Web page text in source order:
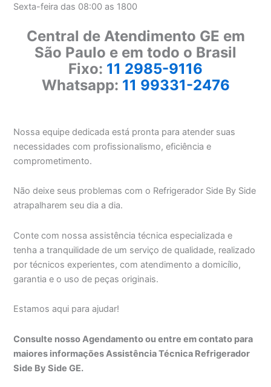
Sexta-feira das 08:00 as 1800
Central de Atendimento GE em
São Paulo e em todo o Brasil
Fixo: 11 2985-9116
Whatsapp: 11 99331-2476
Nossa equipe dedicada está pronta para atender suas
necessidades com profissionalismo, eficiência e
comprometimento.
Não deixe seus problemas com o Refrigerador Side By Side
atrapalharem seu dia a dia.
Conte com nossa assistência técnica especializada e
tenha a tranquilidade de um serviço de qualidade, realizado
por técnicos experientes, com atendimento a domicílio,
garantia e o uso de peças originais.
Estamos aqui para ajudar!
Consulte nosso Agendamento ou entre em contato para
maiores informações Assistência Técnica Refrigerador
Side By Side GE.